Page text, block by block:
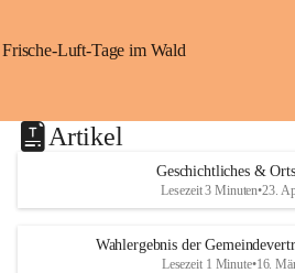
Frische-Luft-Tage im Wald
Artikel
Geschichtliches &
Lesezeit 3 Minuten•23.
Wahlergebnis der
Lesezeit 1 Minute•16.